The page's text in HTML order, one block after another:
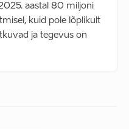
aastal 80 miljoni
kuid pole lõplikult
ja tegevus on